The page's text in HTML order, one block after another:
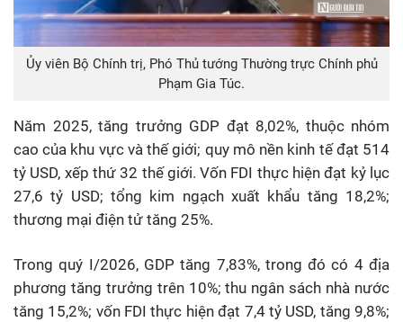
Ủy viên Bộ Chính trị, Phó Thủ tướng Thường trực Chính phủ
Phạm Gia Túc.
Năm 2025, tăng trưởng GDP đạt 8,02%, thuộc nhóm
cao của khu vực và thế giới; quy mô nền kinh tế đạt 514
tỷ USD, xếp thứ 32 thế giới. Vốn FDI thực hiện đạt kỷ lục
27,6 tỷ USD; tổng kim ngạch xuất khẩu tăng 18,2%;
thương mại điện tử tăng 25%.
Trong quý I/2026, GDP tăng 7,83%, trong đó có 4 địa
phương tăng trưởng trên 10%; thu ngân sách nhà nước
tăng 15,2%; vốn FDI thực hiện đạt 7,4 tỷ USD, tăng 9,8%;